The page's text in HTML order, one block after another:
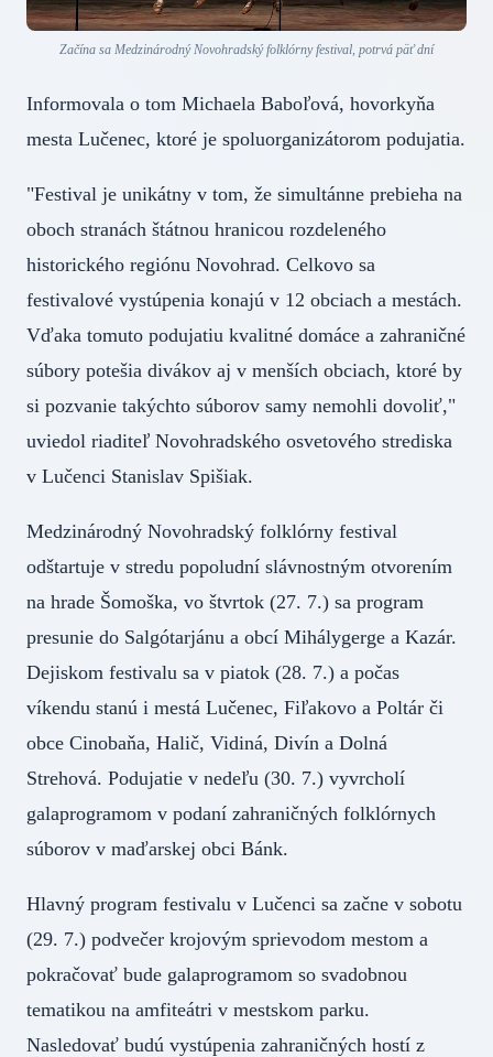
Začína sa Medzinárodný Novohradský folklórny festival, potrvá päť dní
Informovala o tom Michaela Baboľová, hovorkyňa
mesta Lučenec, ktoré je spoluorganizátorom podujatia.
"Festival je unikátny v tom, že simultánne prebieha na
oboch stranách štátnou hranicou rozdeleného
historického regiónu Novohrad. Celkovo sa
festivalové vystúpenia konajú v 12 obciach a mestách.
Vďaka tomuto podujatiu kvalitné domáce a zahraničné
súbory potešia divákov aj v menších obciach, ktoré by
si pozvanie takýchto súborov samy nemohli dovoliť,"
uviedol riaditeľ Novohradského osvetového strediska
v Lučenci Stanislav Spišiak.
Medzinárodný Novohradský folklórny festival
odštartuje v stredu popoludní slávnostným otvorením
na hrade Šomoška, vo štvrtok (27. 7.) sa program
presunie do Salgótarjánu a obcí Mihálygerge a Kazár.
Dejiskom festivalu sa v piatok (28. 7.) a počas
víkendu stanú i mestá Lučenec, Fiľakovo a Poltár či
obce Cinobaňa, Halič, Vidiná, Divín a Dolná
Strehová. Podujatie v nedeľu (30. 7.) vyvrcholí
galaprogramom v podaní zahraničných folklórnych
súborov v maďarskej obci Bánk.
Hlavný program festivalu v Lučenci sa začne v sobotu
(29. 7.) podvečer krojovým sprievodom mestom a
pokračovať bude galaprogramom so svadobnou
tematikou na amfiteátri v mestskom parku.
Nasledovať budú vystúpenia zahraničných hostí z